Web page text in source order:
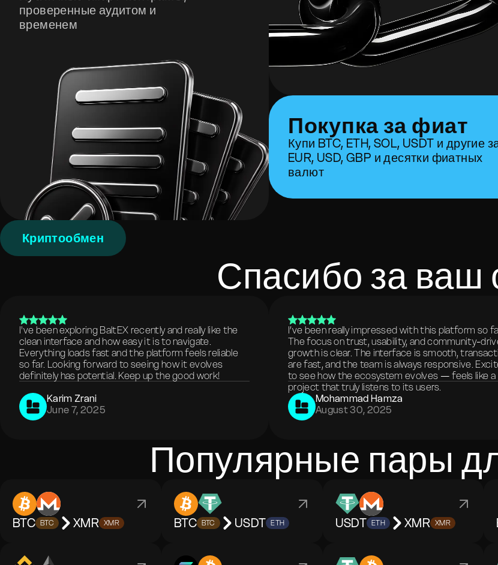
проверенные аудитом и
временем
Покупка за фиат
Купи BTC, ETH, SOL, USDT и другие
EUR, USD, GBP и десятки фиатных
валют
Криптообмен
Спасибо за ваш
I've been exploring BaltEX recently and really like the
clean interface and how easy it is to navigate.
Everything loads fast and the platform feels reliable
so far. Looking forward to seeing how it evolves
definitely has potential. Keep up the good work!
Karim Zrani
June 7, 2025
I’ve been really impressed with this platform so
The focus on trust, usability, and community-
growth is clear. The interface is smooth,
are fast, and the team is always responsive.
to see how the ecosystem evolves — feels like a
project that truly listens to its users.
Mohammad Hamza
August 30, 2025
Популярные пары
BTC BTC XMR XMR BTC BTC USDT ETH USDT ETH XMR XMR